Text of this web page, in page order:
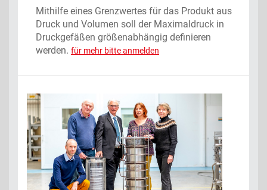
Mithilfe eines Grenzwertes für das Produkt aus
Druck und Volumen soll der Maximaldruck in
Druckgefäßen größenabhängig definieren
werden. für mehr bitte anmelden